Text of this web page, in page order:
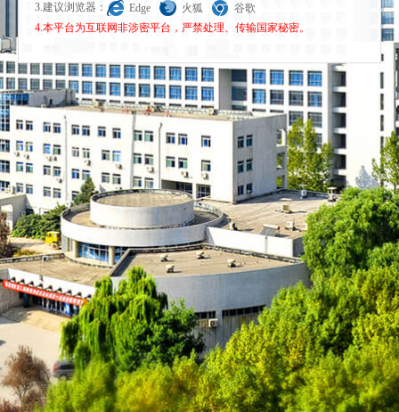
3.建议浏览器：
Edge 火狐
谷歌
4.本平台为互联网非涉密平台，严禁处理、传输国家秘密。